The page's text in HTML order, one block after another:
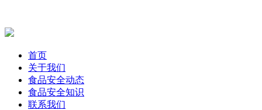
首页
关于我们
食品安全动态
食品安全知识
联系我们